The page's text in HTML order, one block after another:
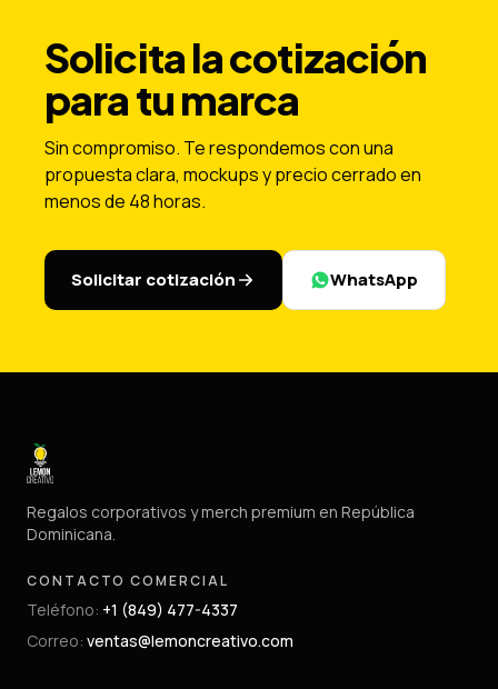
Solicita la cotización
para tu marca
Sin compromiso. Te respondemos con una
propuesta clara, mockups y precio cerrado en
menos de 48 horas.
Solicitar cotización WhatsApp
Regalos corporativos y merch premium en República
Dominicana.
CONTACTO COMERCIAL
Teléfono: +1 (849) 477-4337
Correo: ventas@lemoncreativo.com